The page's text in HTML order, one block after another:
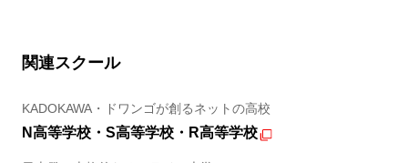
関連スクール
KADOKAWA・ドワンゴが創るネットの高校
N高等学校・S高等学校・R高等学校